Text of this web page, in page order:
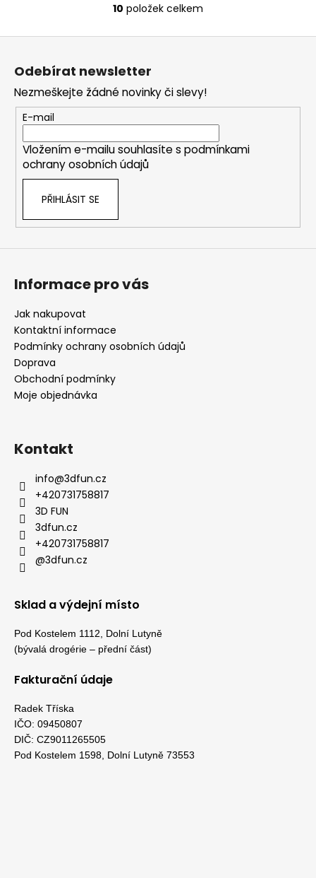
O
v
a
c
í
p
r
ý
p
10 položek celkem
Z
Odebírat newsletter
Nezmeškejte žádné novinky či slevy!
E-mail
Vložením e-mailu souhlasíte s podmínkami
ochrany osobních údajů
PŘIHLÁSIT SE
Informace pro vás
Jak nakupovat
Kontaktní informace
Podmínky ochrany osobních údajů
Doprava
Obchodní podmínky
Moje objednávka
Kontakt
info@3dfun.cz
+420731758817
3D FUN
3dfun.cz
+420731758817
@3dfun.cz
Sklad a výdejní místo
Pod Kostelem 1112, Dolní Lutyně
(bývalá drogérie – přední část)
Fakturační údaje
Radek Tříska
IČO: 09450807
DIČ: CZ9011265505
Pod Kostelem 1598, Dolní Lutyně 73553